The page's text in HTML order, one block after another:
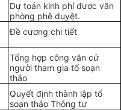
Dự toán kinh phí được văn
phòng phê duyệt.
Đề cương chi tiết
Tổng hợp công văn cử
người tham gia tổ soạn
thảo
Quyết định thành lập tổ
soạn thảoThông tư